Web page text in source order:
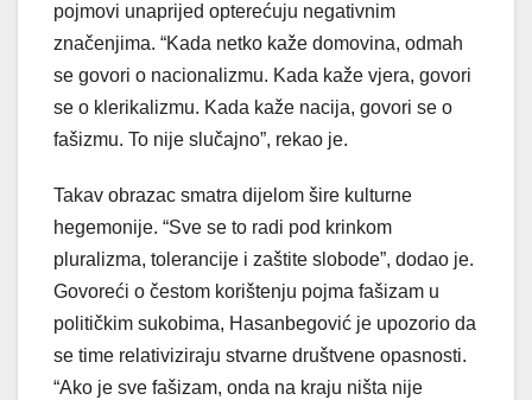
pojmovi unaprijed opterećuju negativnim
značenjima. “Kada netko kaže domovina, odmah
se govori o nacionalizmu. Kada kaže vjera, govori
se o klerikalizmu. Kada kaže nacija, govori se o
fašizmu. To nije slučajno”, rekao je.
Takav obrazac smatra dijelom šire kulturne
hegemonije. “Sve se to radi pod krinkom
pluralizma, tolerancije i zaštite slobode”, dodao je.
Govoreći o čestom korištenju pojma fašizam u
političkim sukobima, Hasanbegović je upozorio da
se time relativiziraju stvarne društvene opasnosti.
“Ako je sve fašizam, onda na kraju ništa nije